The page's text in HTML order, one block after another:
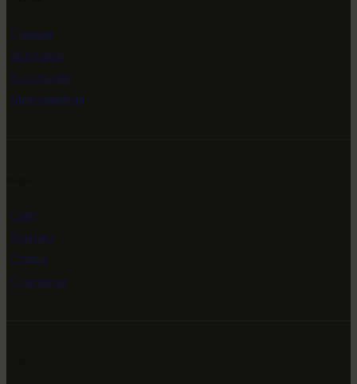
Главная
Выставки
Коллекции
Мероприятия
Сайт
Контакт
Статьи
Сувениры